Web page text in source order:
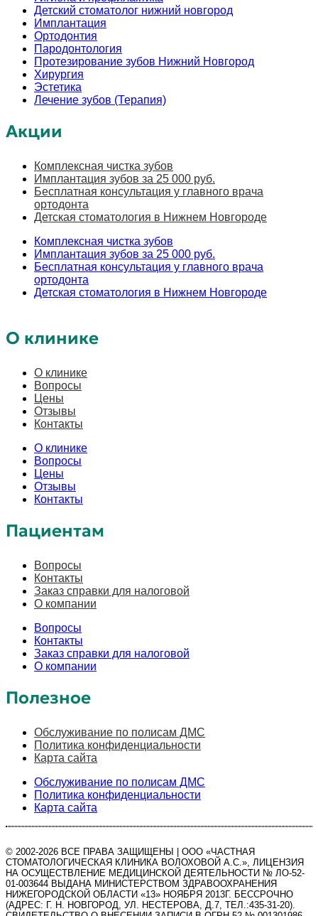
Детский стоматолог нижний новгород
Имплантация
Ортодонтия
Пародонтология
Протезирование зубов Нижний Новгород
Хирургия
Эстетика
Лечение зубов (Терапия)
Акции
Комплексная чистка зубов
Имплантация зубов за 25 000 руб.
Бесплатная консультация у главного врача
ортодонта
Детская стоматология в Нижнем Новгороде
Комплексная чистка зубов
Имплантация зубов за 25 000 руб.
Бесплатная консультация у главного врача
ортодонта
Детская стоматология в Нижнем Новгороде
О клинике
О клинике
Вопросы
Цены
Отзывы
Контакты
О клинике
Вопросы
Цены
Отзывы
Контакты
Пациентам
Вопросы
Контакты
Заказ справки для налоговой
О компании
Вопросы
Контакты
Заказ справки для налоговой
О компании
Полезное
Обслуживание по полисам ДМС
Политика конфиденциальности
Карта сайта
Обслуживание по полисам ДМС
Политика конфиденциальности
Карта сайта
©️ 2002-2026 ВСЕ ПРАВА ЗАЩИЩЕНЫ | ООО «ЧАСТНАЯ
СТОМАТОЛОГИЧЕСКАЯ КЛИНИКА ВОЛОХОВОЙ А.С.», ЛИЦЕНЗИЯ
НА ОСУЩЕСТВЛЕНИЕ МЕДИЦИНСКОЙ ДЕЯТЕЛЬНОСТИ № ЛО-52-
01-003644 ВЫДАНА МИНИСТЕРСТВОМ ЗДРАВООХРАНЕНИЯ
НИЖЕГОРОДСКОЙ ОБЛАСТИ «13» НОЯБРЯ 2013Г. БЕССРОЧНО
(АДРЕС: Г. Н. НОВГОРОД, УЛ. НЕСТЕРОВА, Д.7, ТЕЛ.:435-31-20).